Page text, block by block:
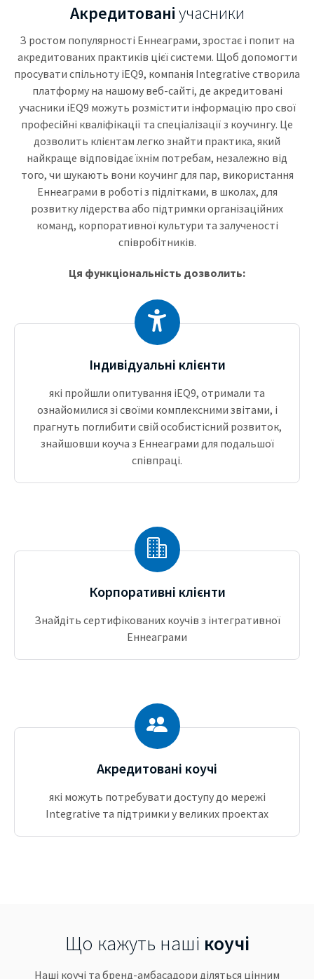
Акредитованіучасники
З ростом популярності Еннеаграми, зростає і попит на
акредитованих практиків цієї системи. Щоб допомогти
просувати спільноту iEQ9, компанія Integrative створила
платформу на нашому веб-сайті, де акредитовані
учасники iEQ9 можуть розмістити інформацію про свої
професійні кваліфікації та спеціалізації з коучингу. Це
дозволить клієнтам легко знайти практика, який
найкраще відповідає їхнім потребам, незалежно від
того, чи шукають вони коучинг для пар, використання
Еннеаграми в роботі з підлітками, в школах, для
розвитку лідерства або підтримки організаційних
команд, корпоративної культури та залученості
співробітників.
Ця функціональність дозволить:
Індивідуальні клієнти
які пройшли опитування iEQ9, отримали та
ознайомилися зі своїми комплексними звітами, і
прагнуть поглибити свій особистісний розвиток,
знайшовши коуча з Еннеаграми для подальшої
співпраці.
Корпоративні клієнти
Знайдіть сертифікованих коучів з інтегративної
Еннеаграми
Акредитовані коучі
які можуть потребувати доступу до мережі
Integrative та підтримки у великих проектах
Що кажуть наші коучі
Наші коучі та бренд-амбасадори діляться цінним